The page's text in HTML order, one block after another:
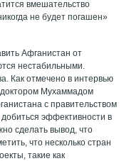
вмешательство
не будет погашен»
Афганистан от
нестабильными.
Как отмечено в интервью
доктором Мухаммадом
с правительством
эффективности в
сделать вывод, что
что несколько стран
такие как